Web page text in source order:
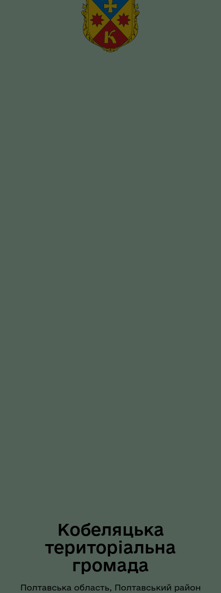
Кобеляцька
територіальна
громада
Полтавська область, Полтавський район